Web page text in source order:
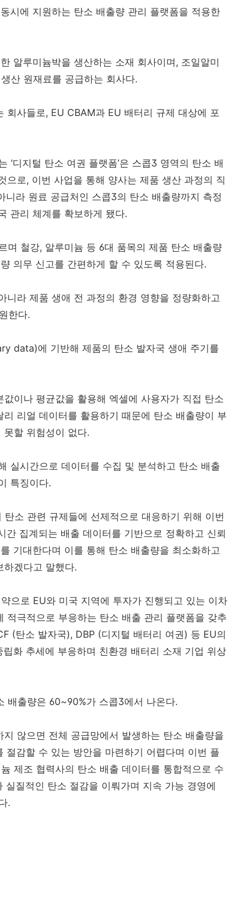
시에 지원하는 탄소 배출량 관리 플랫폼을 적용한
알루미늄박을 생산하는 소재 회사이며, 조일알미
산 원재료를 공급하는 회사다.
회사들로, EU CBAM과 EU 배터리 규제 대상에 포
‘디지털 탄소 여권 플랫폼’은 스콥3 영역의 탄소 배
으로, 이번 사업을 통해 양사는 제품 생산 과정의 직
라 원료 공급처인 스콥3의 탄소 배출량까지 측정
관리 체계를 확보하게 됐다.
며 철강, 알루미늄 등 6대 품목의 제품 탄소 배출량
의무 신고를 간편하게 할 수 있도록 적용된다.
니라 제품 생애 전 과정의 환경 영향을 정량화하고
한다.
data)에 기반해 제품의 탄소 발자국 생애 주기를
이나 평균값을 활용해 엑셀에 사용자가 직접 탄소
리얼 데이터를 활용하기 때문에 탄소 배출량이 부
할 위험성이 없다.
실시간으로 데이터를 수집 및 분석하고 탄소 배출
특징이다.
소 관련 규제들에 선제적으로 대응하기 위해 이번
집계되는 배출 데이터를 기반으로 정확하고 신뢰
기대한다며 이를 통해 탄소 배출량을 최소화하고
겠다고 말했다.
으로 EU와 미국 지역에 투자가 진행되고 있는 이차
적극적으로 부응하는 탄소 배출 관리 플랫폼을 갖추
(탄소 발자국), DBP (디지털 배터리 여권) 등 EU의
화 추세에 부응하며 친환경 배터리 소재 기업 위상
배출량은 60~90%가 스콥3에서 나온다.
않으면 전체 공급망에서 발생하는 탄소 배출량을
절감할 수 있는 방안을 마련하기 어렵다며 이번 플
제조 협력사의 탄소 배출 데이터를 통합적으로 수
질적인 탄소 절감을 이뤄가며 지속 가능 경영에
.